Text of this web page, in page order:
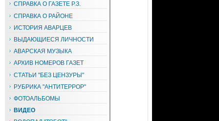
СПРАВКА О ГАЗЕТЕ Р.З.
СПРАВКА О РАЙОНЕ
ИСТОРИЯ АВАРЦЕВ
ВЫДАЮЩИЕСЯ ЛИЧНОСТИ
АВАРСКАЯ МУЗЫКА
АРХИВ НОМЕРОВ ГАЗЕТ
СТАТЬИ "БЕЗ ЦЕНЗУРЫ"
РУБРИКА "АНТИТЕРРОР"
ФОТОАЛЬБОМЫ
ВИДЕО